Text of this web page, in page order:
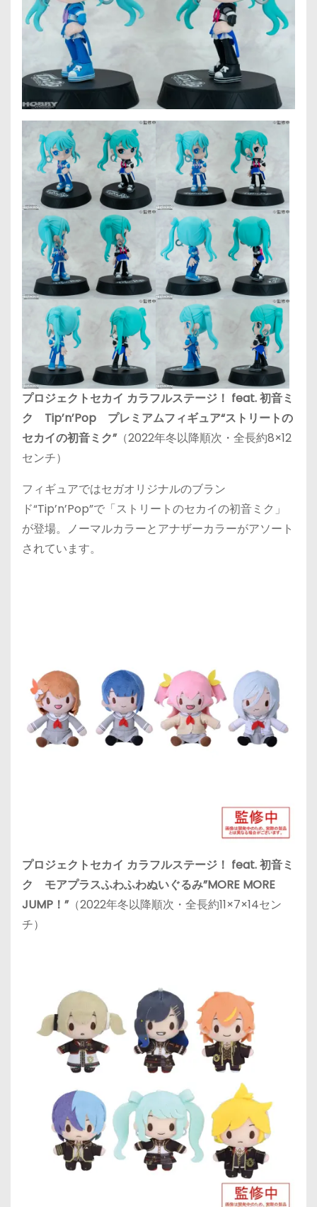
プロジェクトセカイ カラフルステージ！ feat. 初音ミ
ク Tip’n’Pop プレミアムフィギュア“ストリートの
セカイの初音ミク”（2022年冬以降順次・全長約8×12
センチ）
フィギュアではセガオリジナルのブラン
ド“Tip’n’Pop”で「ストリートのセカイの初音ミク」
が登場。ノーマルカラーとアナザーカラーがアソート
されています。
プロジェクトセカイ カラフルステージ！ feat. 初音ミ
ク モアプラスふわふわぬいぐるみ”MORE MORE
JUMP！”（2022年冬以降順次・全長約11×7×14セン
チ）